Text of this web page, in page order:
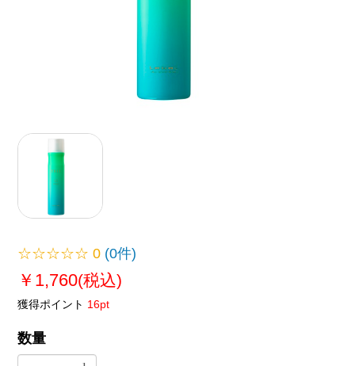
☆☆☆☆☆0 (0件)
￥1,760(税込)
獲得ポイント 16pt
数量